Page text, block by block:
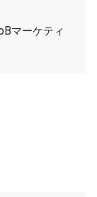
マーケティ